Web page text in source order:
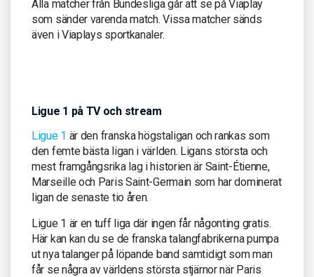
Alla matcher från Bundesliga går att se på Viaplay
som sänder varenda match. Vissa matcher sänds
även i Viaplays sportkanaler.
Ligue 1 på TV och stream
Ligue 1 är den franska högstaligan och rankas som
den femte bästa ligan i världen. Ligans största och
mest framgångsrika lag i historien är Saint-Étienne,
Marseille och Paris Saint-Germain som har dominerat
ligan de senaste tio åren.
Ligue 1 är en tuff liga där ingen får någonting gratis.
Här kan kan du se de franska talangfabrikerna pumpa
ut nya talanger på löpande band samtidigt som man
får se några av världens största stjärnor när Paris